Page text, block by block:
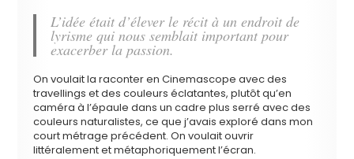
L’idée était d’élever le récit à un endroit de
lyrisme qui nous semblait important pour
exacerber la passion.
On voulait la raconter en Cinemascope avec des
travellings et des couleurs éclatantes, plutôt qu’en
caméra à l’épaule dans un cadre plus serré avec des
couleurs naturalistes, ce que j’avais exploré dans mon
court métrage précédent. On voulait ouvrir
littéralement et métaphoriquement l’écran.